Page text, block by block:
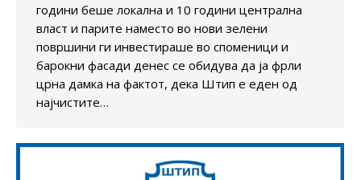
години беше локална и 10 години централна
власт и парите наместо во нови зелени
површини ги инвестираше во споменици и
барокни фасади денес се обидува да ја фрли
црна дамка на фактот, дека Штип е еден од
најчистите…